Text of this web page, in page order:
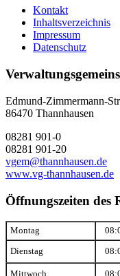
Kontakt
Inhaltsverzeichnis
Impressum
Datenschutz
Edmund-Zimmermann-
86470 Thannhausen
08281 901-0
08281 901-20
vgem@thannhausen.de
www.vg-thannhausen.de
Öffnungszeiten des
Montag
Dienstag